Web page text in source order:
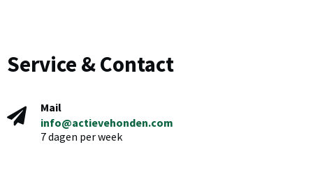
Service & Contact
Mail
info@actievehonden.com
7 dagen per week